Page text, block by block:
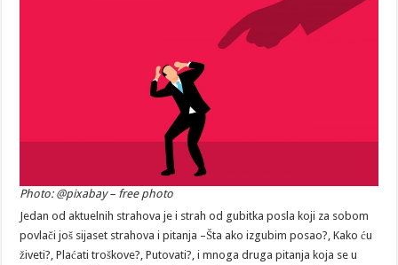
Photo: @pixabay – free photo
Jedan od aktuelnih strahova je i strah od gubitka posla koji za sobom
povlači još sijaset strahova i pitanja –Šta ako izgubim posao?, Kako ću
živeti?, Plaćati troškove?, Putovati?, i mnoga druga pitanja koja se u